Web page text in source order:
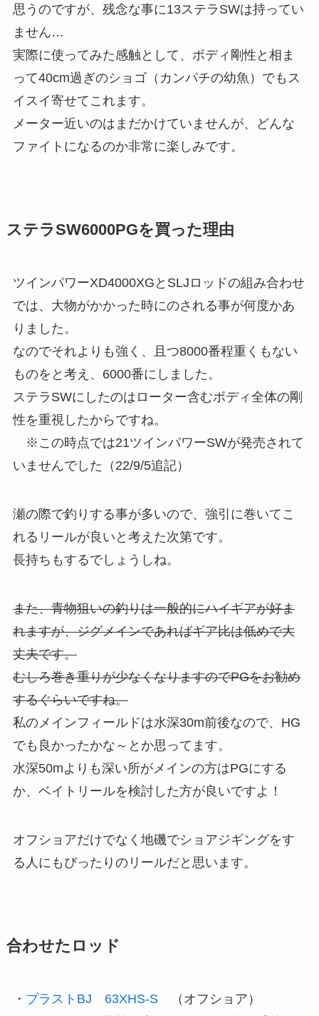
思うのですが、残念な事に13ステラSWは持ってい
ません…
実際に使ってみた感触として、ボディ剛性と相ま
って40cm過ぎのショゴ（カンパチの幼魚）でもス
イスイ寄せてこれます。
メーター近いのはまだかけていませんが、どんな
ファイトになるのか非常に楽しみです。
ステラSW6000PGを買った理由
ツインパワーXD4000XGとSLJロッドの組み合わせ
では、大物がかかった時にのされる事が何度かあ
りました。
なのでそれよりも強く、且つ8000番程重くもない
ものをと考え、6000番にしました。
ステラSWにしたのはローター含むボディ全体の剛
性を重視したからですね。
※この時点では21ツインパワーSWが発売されて
いませんでした（22/9/5追記）
瀬の際で釣りする事が多いので、強引に巻いてこ
れるリールが良いと考えた次第です。
長持ちもするでしょうしね。
また、青物狙いの釣りは一般的にハイギアが好ま
れますが、ジグメインであればギア比は低めで大
丈夫です。
むしろ巻き重りが少なくなりますのでPGをお勧め
するぐらいですね。
私のメインフィールドは水深30m前後なので、HG
でも良かったかな～とか思ってます。
水深50mよりも深い所がメインの方はPGにする
か、ベイトリールを検討した方が良いですよ！
オフショアだけでなく地磯でショアジギングをす
る人にもぴったりのリールだと思います。
合わせたロッド
・ ブラストBJ 63XHS-S（オフショア）